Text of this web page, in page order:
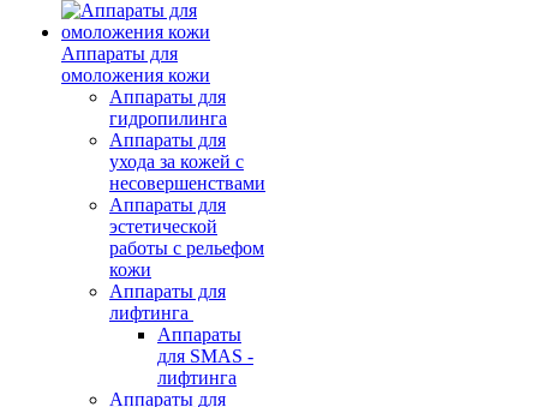
Аппараты для
омоложения кожи
Аппараты для
гидропилинга
Аппараты для
ухода за кожей с
несовершенствами
Аппараты для
эстетической
работы с рельефом
кожи
Аппараты для
лифтинга
Аппараты
для SMAS -
лифтинга
Аппараты для